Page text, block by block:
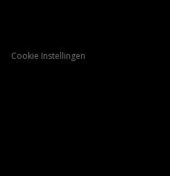
Cookie Instellingen